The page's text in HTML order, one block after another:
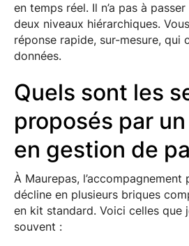
en temps réel. Il n’a pas à
deux niveaux hiérarchiques.
réponse rapide, sur-mesure, qui
données.
Quels sont les
proposés par
en gestion de
À Maurepas, l’accompagnement
décline en plusieurs briques
en kit standard. Voici celles que
souvent :